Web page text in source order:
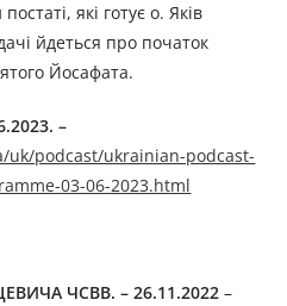
які готує о. Яків
йдеться про початок
Йосафата.
–
uk/podcast/ukrainian-podcast-
03-06-2023.html
ЧСВВ.– 26.11.2022–